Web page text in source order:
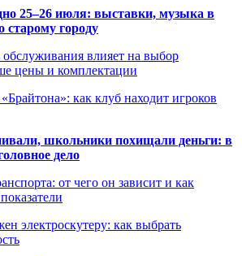
25–26 июля: выставки, музыка в
старому городу
влияет на выбор
цены и комплектации
как клуб находит игроков
школьники похищали деньги: в
дело
от чего он зависит и как
электроскутеру: как выбрать